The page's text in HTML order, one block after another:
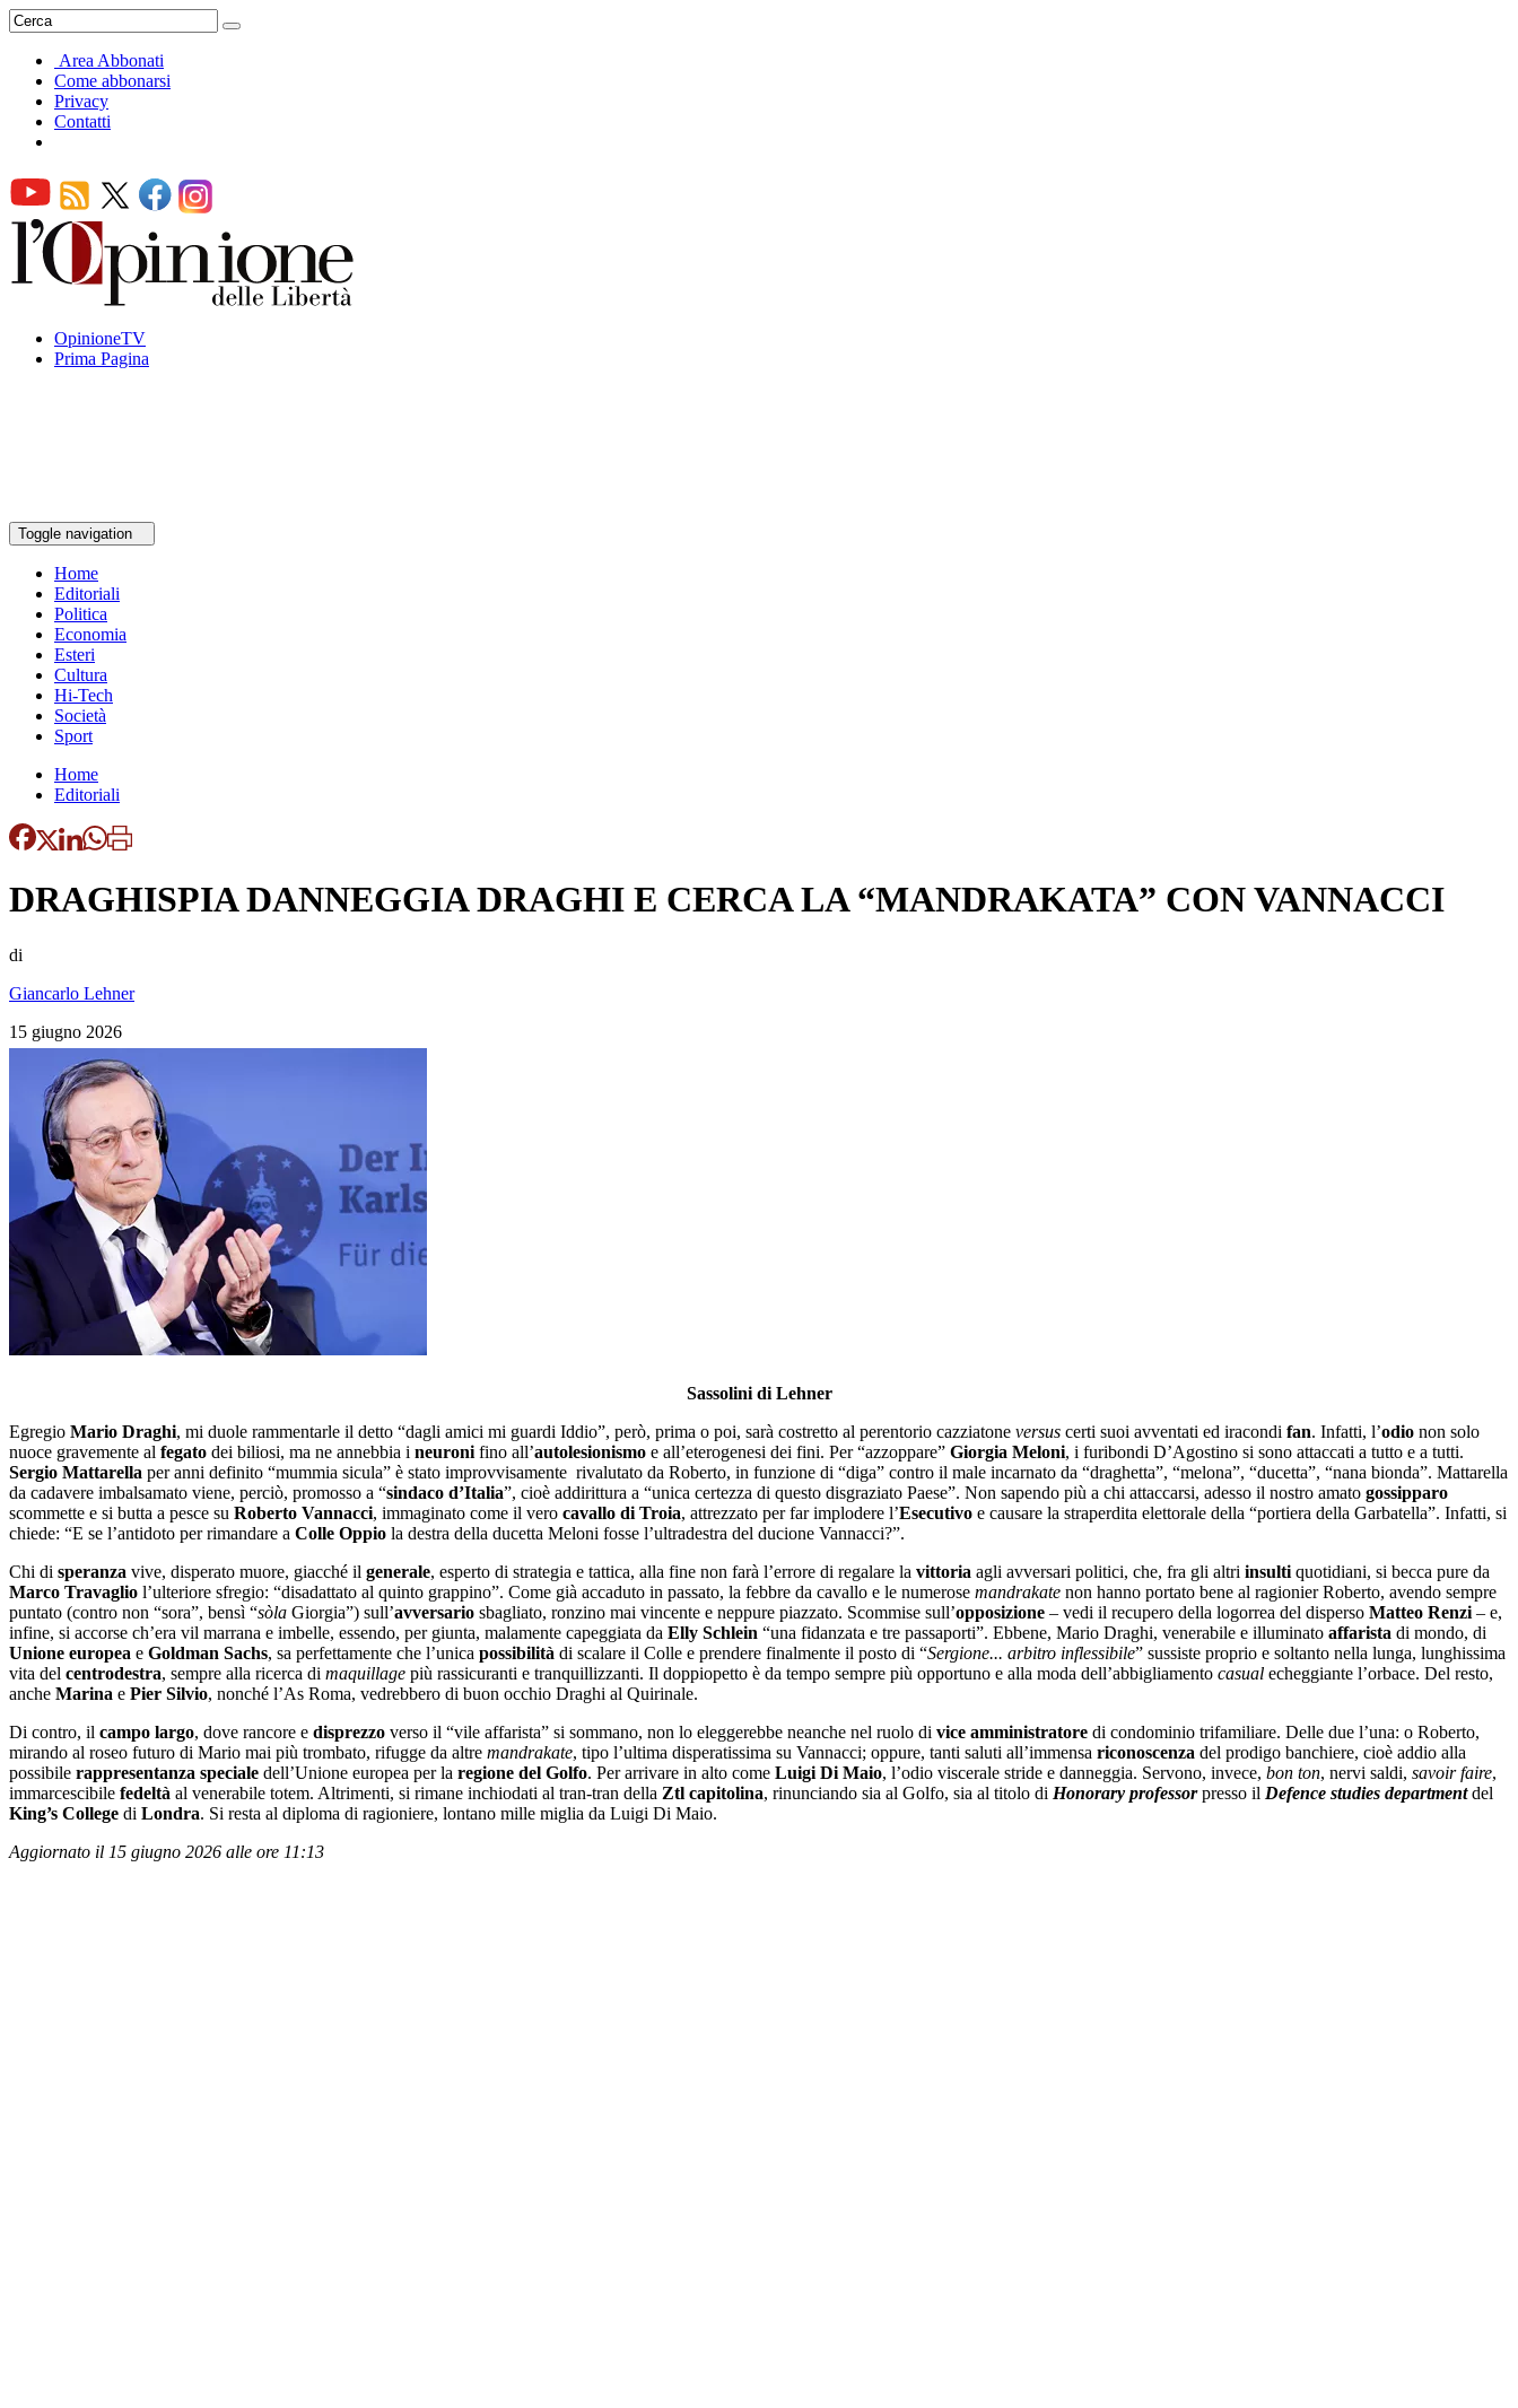
Area Abbonati
Come abbonarsi
Privacy
Contatti
OpinioneTV
Prima Pagina
Toggle navigation
Home
Editoriali
Politica
Economia
Esteri
Cultura
Hi-Tech
Società
Sport
Home
Editoriali
DRAGHISPIA DANNEGGIA DRAGHI E CERCA LA “MANDRAKATA” CON VANNACCI
di
Giancarlo Lehner
15 giugno 2026
Sassolini di Lehner
Egregio Mario Draghi, mi duole rammentarle il detto “dagli amici mi guardi Iddio”, però, prima o poi, sarà costretto al perentorio cazziatone versus certi suoi avventati ed iracondi fan. Infatti, l’odio non solo
nuoce gravemente al fegato dei biliosi, ma ne annebbia i neuroni fino all’autolesionismo e all’eterogenesi dei fini. Per “azzoppare” Giorgia Meloni, i furibondi D’Agostino si sono attaccati a tutto e a tutti.
Sergio Mattarella per anni definito “mummia sicula” è stato improvvisamente rivalutato da Roberto, in funzione di “diga” contro il male incarnato da “draghetta”, “melona”, “ducetta”, “nana bionda”. Mattarella
da cadavere imbalsamato viene, perciò, promosso a “sindaco d’Italia”, cioè addirittura a “unica certezza di questo disgraziato Paese”. Non sapendo più a chi attaccarsi, adesso il nostro amato gossipparo
scommette e si butta a pesce su Roberto Vannacci, immaginato come il vero cavallo di Troia, attrezzato per far implodere l’Esecutivo e causare la straperdita elettorale della “portiera della Garbatella”. Infatti, si
chiede: “E se l’antidoto per rimandare a Colle Oppio la destra della ducetta Meloni fosse l’ultradestra del ducione Vannacci?”.
Chi di speranza vive, disperato muore, giacché il generale, esperto di strategia e tattica, alla fine non farà l’errore di regalare la vittoria agli avversari politici, che, fra gli altri insulti quotidiani, si becca pure da
Marco Travaglio l’ulteriore sfregio: “disadattato al quinto grappino”. Come già accaduto in passato, la febbre da cavallo e le numerose mandrakate non hanno portato bene al ragionier Roberto, avendo sempre
puntato (contro non “sora”, bensì “sòla Giorgia”) sull’avversario sbagliato, ronzino mai vincente e neppure piazzato. Scommise sull’opposizione – vedi il recupero della logorrea del disperso Matteo Renzi – e,
infine, si accorse ch’era vil marrana e imbelle, essendo, per giunta, malamente capeggiata da Elly Schlein “una fidanzata e tre passaporti”. Ebbene, Mario Draghi, venerabile e illuminato affarista di mondo, di
Unione europea e Goldman Sachs, sa perfettamente che l’unica possibilità di scalare il Colle e prendere finalmente il posto di “Sergione... arbitro inflessibile” sussiste proprio e soltanto nella lunga, lunghissima
vita del centrodestra, sempre alla ricerca di maquillage più rassicuranti e tranquillizzanti. Il doppiopetto è da tempo sempre più opportuno e alla moda dell’abbigliamento casual echeggiante l’orbace. Del resto,
anche Marina e Pier Silvio, nonché l’As Roma, vedrebbero di buon occhio Draghi al Quirinale.
Di contro, il campo largo, dove rancore e disprezzo verso il “vile affarista” si sommano, non lo eleggerebbe neanche nel ruolo di vice amministratore di condominio trifamiliare. Delle due l’una: o Roberto,
mirando al roseo futuro di Mario mai più trombato, rifugge da altre mandrakate, tipo l’ultima disperatissima su Vannacci; oppure, tanti saluti all’immensa riconoscenza del prodigo banchiere, cioè addio alla
possibile rappresentanza speciale dell’Unione europea per la regione del Golfo. Per arrivare in alto come Luigi Di Maio, l’odio viscerale stride e danneggia. Servono, invece, bon ton, nervi saldi, savoir faire,
immarcescibile fedeltà al venerabile totem. Altrimenti, si rimane inchiodati al tran-tran della Ztl capitolina, rinunciando sia al Golfo, sia al titolo di Honorary professorpresso il Defence studies departmentdel
King’s College di Londra. Si resta al diploma di ragioniere, lontano mille miglia da Luigi Di Maio.
Aggiornato il 15 giugno 2026 alle ore 11:13